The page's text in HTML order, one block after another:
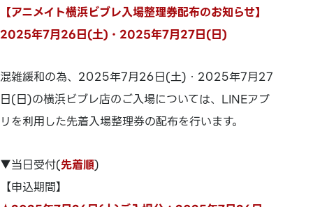
【アニメイト横浜ビブレ入場整理券配布のお知らせ】
2025年7月26日(土)・2025年7月27日(日)
混雑緩和の為、2025年7月26日(土)・2025年7月27
日(日)の横浜ビブレ店のご入場については、LINEアプ
リを利用した先着入場整理券の配布を行います。
▼当日受付(先着順)
【申込期間】